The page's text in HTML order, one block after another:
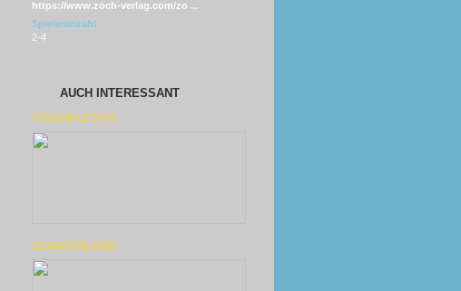
https://www.zoch-verlag.com/zo ...
Spieleranzahl
2-4
AUCH INTERESSANT
FISCHFUTTER
DOGGERLAND